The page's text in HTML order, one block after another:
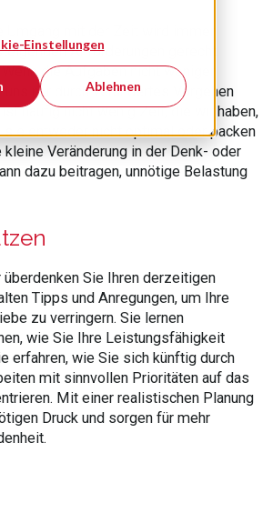
Einstellungen
Ablehnen
Anforderungen gerecht
Wenn die Aufgaben nicht weniger
uns nur durch verändertes Vorgehen
ist häufig nicht wenig Zeit, die wir haben,
entweder nicht optimal oder packen
Veränderung in der Denk- oder
dazu beitragen, unnötige Belastung
Sie Ihren derzeitigen
Tipps und Anregungen, um Ihre
zu verringern. Sie lernen
wie Sie Ihre Leistungsfähigkeit
erfahren, wie Sie sich künftig durch
mit sinnvollen Prioritäten auf das
Mit einer realistischen Planung
Druck und sorgen für mehr